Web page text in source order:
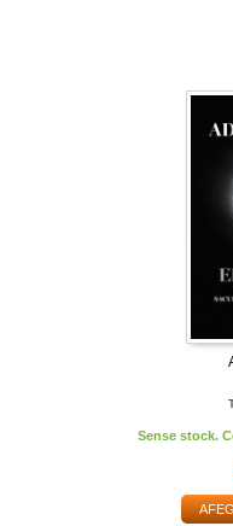
Sense stock.